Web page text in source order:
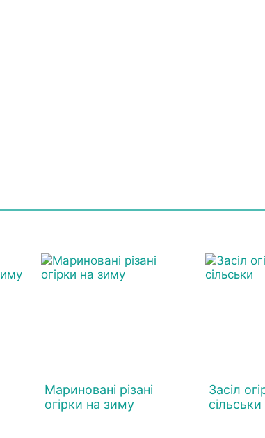
Мариновані різані
огірки на зиму
Засіл
сільськи